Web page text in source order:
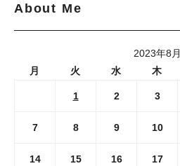
About Me
2023年8月
月
火 水 木
1 2 3
7 8 9 10
14 15 16 17